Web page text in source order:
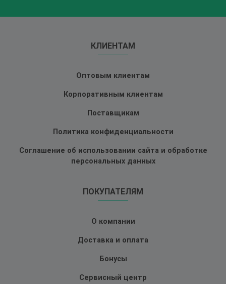
КЛИЕНТАМ
Оптовым клиентам
Корпоративным клиентам
Поставщикам
Политика конфиденциальности
Соглашение об использовании сайта и обработке
персональных данных
ПОКУПАТЕЛЯМ
О компании
Доставка и оплата
Бонусы
Сервисный центр